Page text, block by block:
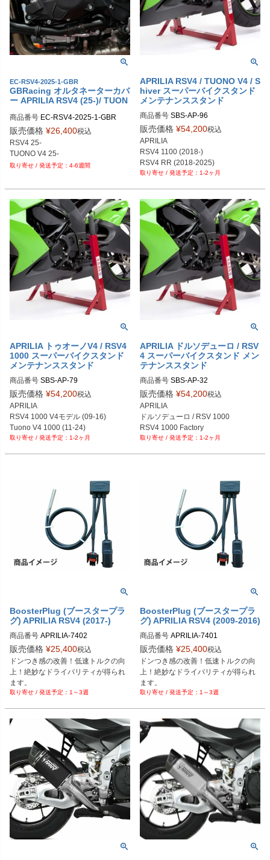
EC-RSV4-2025-1-GBR
GBRacing オルタネーターカバ
ー APRILIA RSV4 (25-)/ TUON
商品番号 EC-RSV4-2025-1-GBR
gbr_EC-RSV4-2025-1-GBR
販売価格 ¥26,400税込
RSV4 25-
TUONO V4 25-
4-6週間
APRILIA RSV4 / TUONO V4 / S
hiver スーパーバイクスタンド
メンテナンススタンド
商品番号 SBS-AP-96
販売価格 ¥54,200税込
APRILIA
RSV4 1100 (2018-)
RSV4 RR (2018-2025)
Shiver 750 (2008-2016)
1-2ヶ月
APRILIA トゥオーノV4 / RSV4
1000 スーパーバイクスタンド
メンテナンススタンド
商品番号 SBS-AP-79
販売価格 ¥54,200税込
APRILIA
RSV4 1000 V4モデル (09-16)
Tuono V4 1000 (11-24)
1-2ヶ月
APRILIA ドルソデューロ / RSV
4 スーパーバイクスタンド メン
テナンススタンド
商品番号 SBS-AP-32
販売価格 ¥54,200税込
APRILIA
ドルソデューロ / RSV 1000
RSV4 1000 Factory
SL1000 Falco
1-2ヶ月
BoosterPlug (ブースタープラ
グ) APRILIA RSV4 (2017-)
商品番号 APRILIA-7402
BSP-TYPE-G
販売価格 ¥25,400税込
ドンつき感の改善！低速トルクの向
上！絶妙なドライバリティが得られ
ます。
1～3週
BoosterPlug (ブースタープラ
グ) APRILIA RSV4 (2009-2016)
商品番号 APRILIA-7401
BSP-TYPE-G
販売価格 ¥25,400税込
ドンつき感の改善！低速トルクの向
上！絶妙なドライバリティが得られ
ます。
1～3週